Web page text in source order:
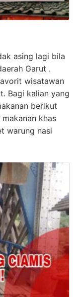
asing lagi bila
Garut .
wisatawan
Bagi kalian yang
berikut
khas
warung nasi